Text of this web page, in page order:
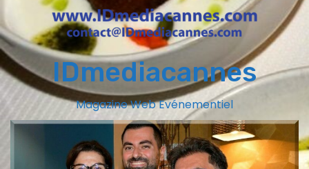
IDmediacannes
Magazine Web Evénementiel